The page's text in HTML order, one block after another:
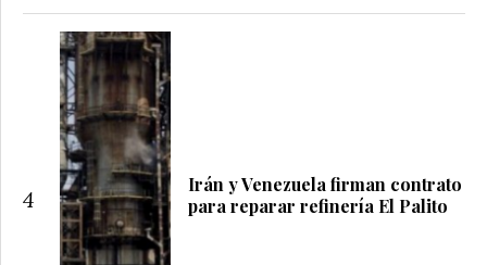
4
Irán y Venezuela firman contrato
para reparar refinería El Palito